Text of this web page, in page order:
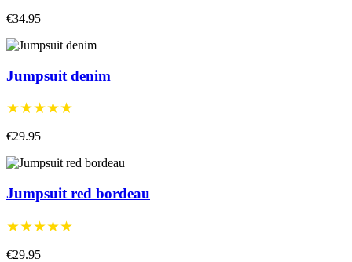
€34.95
Jumpsuit denim
★★★★★
€29.95
Jumpsuit red bordeau
★★★★★
€29.95